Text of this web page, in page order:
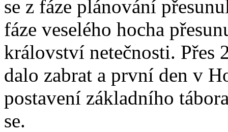
se z fáze plánování
fáze veselého hocha
království netečnosti. Přes
dalo zabrat a první den v
postavení základního
se.